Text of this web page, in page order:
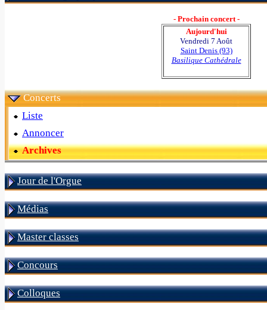
- Prochain concert -
Aujourd'hui
Vendredi 7 Août
Saint Denis (93)
Basilique Cathédrale
Concerts
Liste
Annoncer
Archives
Jour de l'Orgue
Médias
Master classes
Concours
Colloques